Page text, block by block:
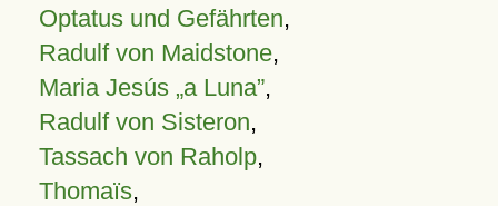
Optatus und Gefährten,
Radulf von Maidstone,
Maria Jesús „a Luna”,
Radulf von Sisteron,
Tassach von Raholp,
Thomaïs,